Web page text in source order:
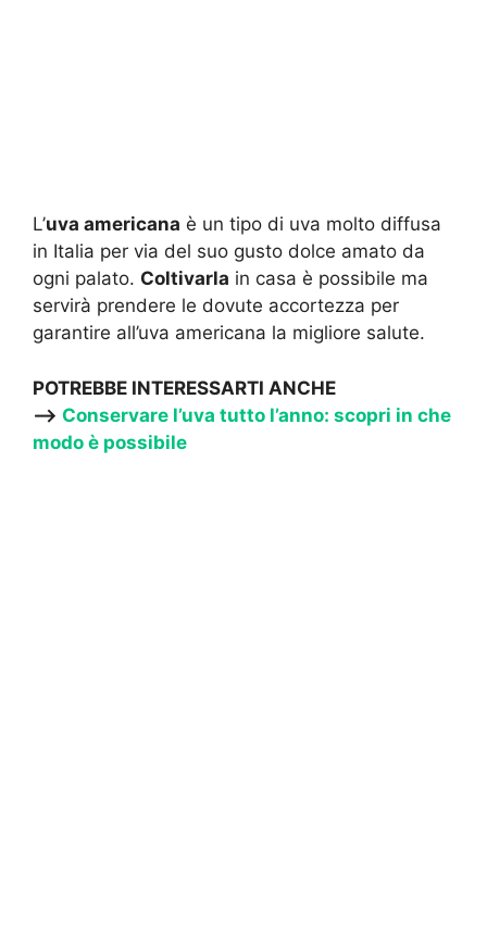
L’uva americana è un tipo di uva molto diffusa
in Italia per via del suo gusto dolce amato da
ogni palato. Coltivarla in casa è possibile ma
servirà prendere le dovute accortezza per
garantire all’uva americana la migliore salute.
POTREBBE INTERESSARTI ANCHE
—-> Conservare l’uva tutto l’anno: scopri in che
modo è possibile